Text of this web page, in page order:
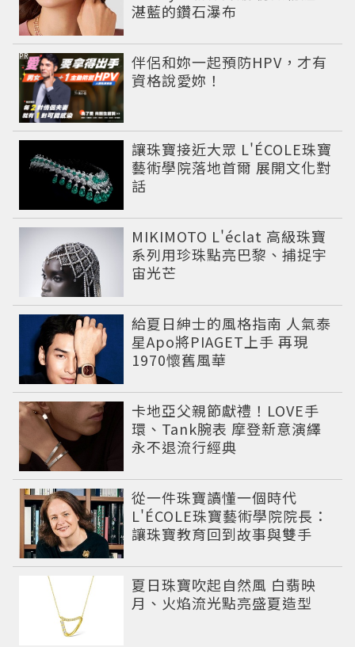
湛藍的鑽石瀑布
伴侶和妳一起預防HPV，才有
資格說愛妳！
PR
讓珠寶接近大眾 L'ÉCOLE珠寶
藝術學院落地首爾 展開文化對
話
MIKIMOTO L'éclat 高級珠寶
系列用珍珠點亮巴黎、捕捉宇
宙光芒
給夏日紳士的風格指南 人氣泰
星Apo將PIAGET上手 再現
1970懷舊風華
卡地亞父親節獻禮！LOVE手
環、Tank腕表 摩登新意演繹
永不退流行經典
從一件珠寶讀懂一個時代
L'ÉCOLE珠寶藝術學院院長：
讓珠寶教育回到故事與雙手
夏日珠寶吹起自然風 白翡映
月、火焰流光點亮盛夏造型